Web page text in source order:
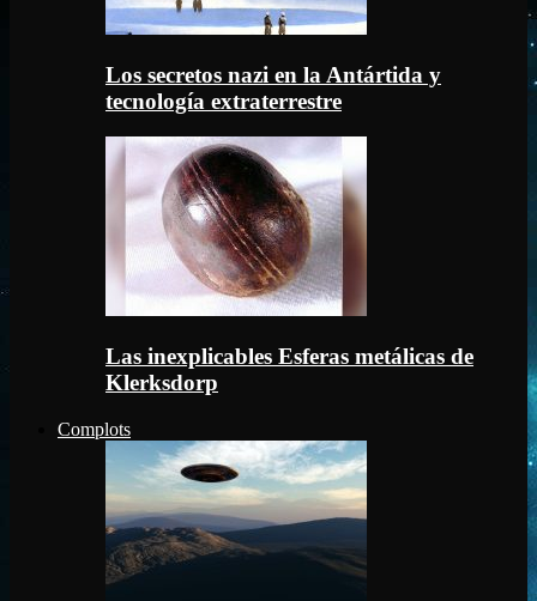
Los secretos nazi en la Antártida y
tecnología extraterrestre
Las inexplicables Esferas metálicas de
Klerksdorp
Complots